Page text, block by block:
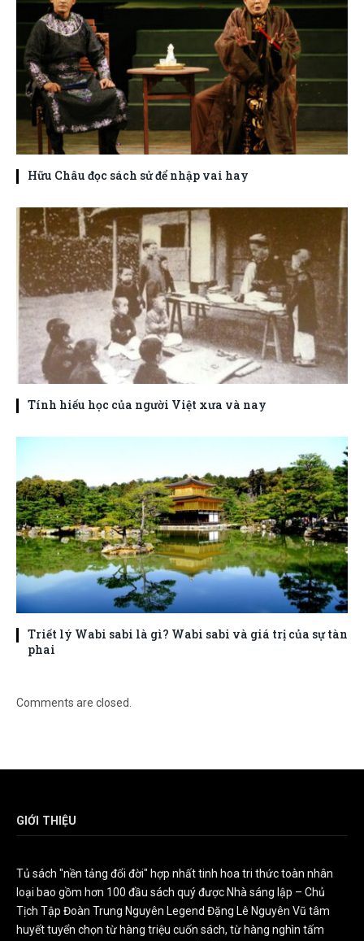
Hữu Châu đọc sách sử để nhập vai hay
Tính hiếu học của người Việt xưa và nay
Triết lý Wabi sabi là gì? Wabi sabi và giá trị của sự tàn
phai
Comments are closed.
GIỚI THIỆU
Tủ sách "nền tảng đổi đời" hợp nhất tinh hoa tri thức toàn nhân
loại bao gồm hơn 100 đầu sách quý được Nhà sáng lập – Chủ
Tịch Tập Đoàn Trung Nguyên Legend Đặng Lê Nguyên Vũ tâm
huyết tuyển chọn từ hàng triệu cuốn sách, từ hàng nghìn tấm